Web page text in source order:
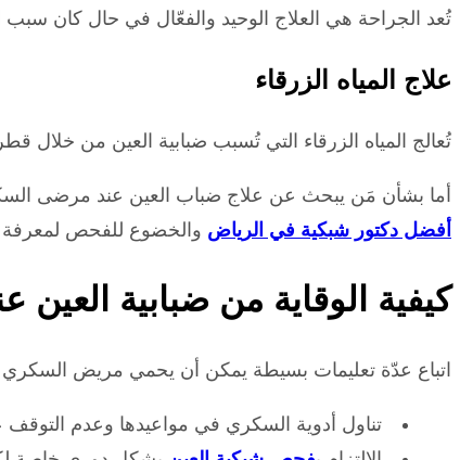
تُعد الجراحة هي العلاج الوحيد والفعّال في حال كان سبب
علاج المياه الزرقاء
تُعالج المياه الزرقاء التي تُسبب ضبابية العين من
أما بشأن مَن يبحث عن علاج ضباب العين عند مرضى
أفضل دكتور شبكية في الرياض والخضوع للفحص
كيفية الوقاية من ضبابية
اتباع عدّة تعليمات بسيطة يمكن أن يحمي مريض السكري
تناول أدوية السكري في مواعيدها وعدم